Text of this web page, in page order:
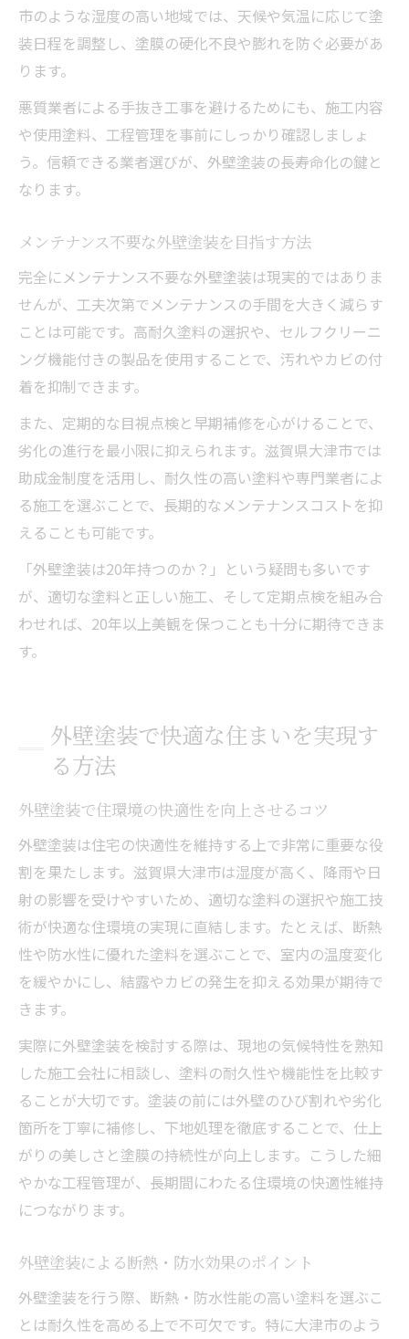
市のような湿度の高い地域では、天候や気温に応じて塗
装日程を調整し、塗膜の硬化不良や膨れを防ぐ必要があ
ります。
悪質業者による手抜き工事を避けるためにも、施工内容
や使用塗料、工程管理を事前にしっかり確認しましょ
う。信頼できる業者選びが、外壁塗装の長寿命化の鍵と
なります。
メンテナンス不要な外壁塗装を目指す方法
完全にメンテナンス不要な外壁塗装は現実的ではありま
せんが、工夫次第でメンテナンスの手間を大きく減らす
ことは可能です。高耐久塗料の選択や、セルフクリーニ
ング機能付きの製品を使用することで、汚れやカビの付
着を抑制できます。
また、定期的な目視点検と早期補修を心がけることで、
劣化の進行を最小限に抑えられます。滋賀県大津市では
助成金制度を活用し、耐久性の高い塗料や専門業者によ
る施工を選ぶことで、長期的なメンテナンスコストを抑
えることも可能です。
「外壁塗装は20年持つのか？」という疑問も多いです
が、適切な塗料と正しい施工、そして定期点検を組み合
わせれば、20年以上美観を保つことも十分に期待できま
す。
外壁塗装で快適な住まいを実現す
る方法
外壁塗装で住環境の快適性を向上させるコツ
外壁塗装は住宅の快適性を維持する上で非常に重要な役
割を果たします。滋賀県大津市は湿度が高く、降雨や日
射の影響を受けやすいため、適切な塗料の選択や施工技
術が快適な住環境の実現に直結します。たとえば、断熱
性や防水性に優れた塗料を選ぶことで、室内の温度変化
を緩やかにし、結露やカビの発生を抑える効果が期待で
きます。
実際に外壁塗装を検討する際は、現地の気候特性を熟知
した施工会社に相談し、塗料の耐久性や機能性を比較す
ることが大切です。塗装の前には外壁のひび割れや劣化
箇所を丁寧に補修し、下地処理を徹底することで、仕上
がりの美しさと塗膜の持続性が向上します。こうした細
やかな工程管理が、長期間にわたる住環境の快適性維持
につながります。
外壁塗装による断熱・防水効果のポイント
外壁塗装を行う際、断熱・防水性能の高い塗料を選ぶこ
とは耐久性を高める上で不可欠です。特に大津市のよう